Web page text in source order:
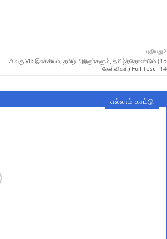
புதியது
அலகு VII: இலக்கியம், தமிழ் அறிஞர்களும், தமிழ்த்தொண்டும் (15
கேள்விகள்) Full Test - 14
எல்லாம் காட்டு